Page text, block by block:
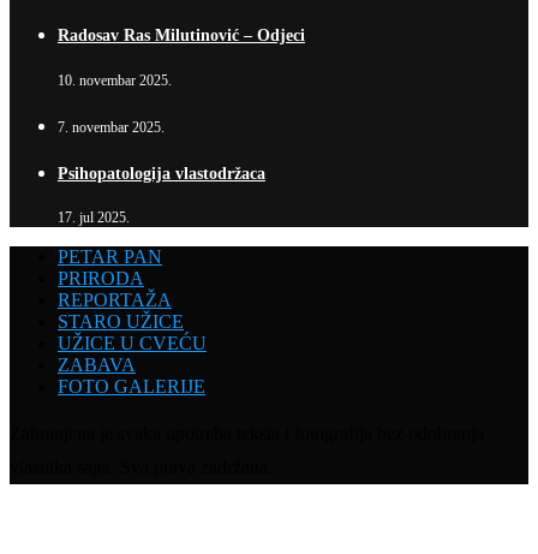
Radosav Ras Milutinović – Odjeci
10. novembar 2025.
7. novembar 2025.
Psihopatologija vlastodržaca
17. jul 2025.
PETAR PAN
PRIRODA
REPORTAŽA
STARO UŽICE
UŽICE U CVEĆU
ZABAVA
FOTO GALERIJE